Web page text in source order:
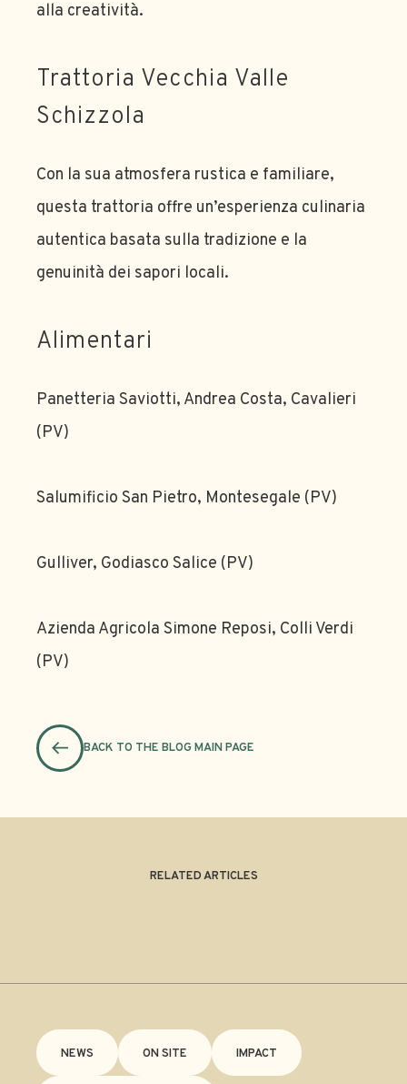
alla creatività.
Trattoria Vecchia Valle
Schizzola
Con la sua atmosfera rustica e familiare,
questa trattoria offre un’esperienza culinaria
autentica basata sulla tradizione e la
genuinità dei sapori locali.
Alimentari
Panetteria Saviotti, Andrea Costa, Cavalieri
(PV)
Salumificio San Pietro, Montesegale (PV)
Gulliver, Godiasco Salice (PV)
Azienda Agricola Simone Reposi, Colli Verdi
(PV)
BACK TO THE BLOG MAIN PAGE
RELATED ARTICLES
NEWS ON SITE IMPACT